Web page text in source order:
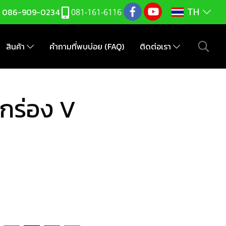
086-909-0234 081-161-6116 TH
สินค้า คำถามที่พบบ่อย (FAQ) ติดต่อเรา
ร่อง V